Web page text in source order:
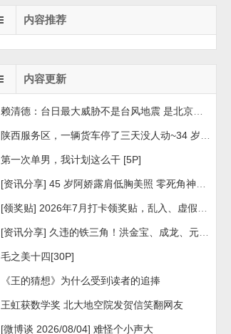
内容推荐
内容更新
赖清德：台日最大威胁不是台风地震 是北京侵扰胁迫
第一次单男，我计划这么干 [5P]
[资讯分享] 久违的铁三角！洪金宝、成龙、元彪最新合照
毛之美十四[30P]
《王的猜想》为什么受到读者的追捧
王虹获数学奖 北大地空院发贺信笑翻网友
[微博谈 2026/08/04] 难怪个小声大